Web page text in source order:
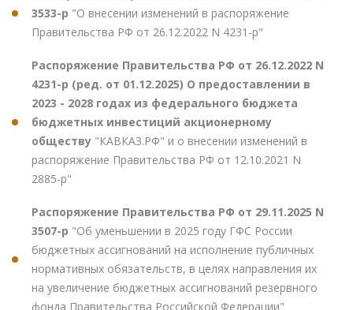
3533-р "О внесении изменений в распоряжение
Правительства РФ от 26.12.2022 N 4231-р"
Распоряжение Правительства РФ от 26.12.2022 N
4231-р (ред. от 01.12.2025) О предоставлении в
2023 - 2028 годах из федерального бюджета
бюджетных инвестиций акционерному
обществу "КАВКАЗ.РФ" и о внесении изменений в
распоряжение Правительства РФ от 12.10.2021 N
2885-р"
Распоряжение Правительства РФ от 29.11.2025 N
3507-р "Об уменьшении в 2025 году ГФС России
бюджетных ассигнований на исполнение публичных
нормативных обязательств, в целях направления их
на увеличение бюджетных ассигнований резервного
фонда Правительства Российской Федерации"